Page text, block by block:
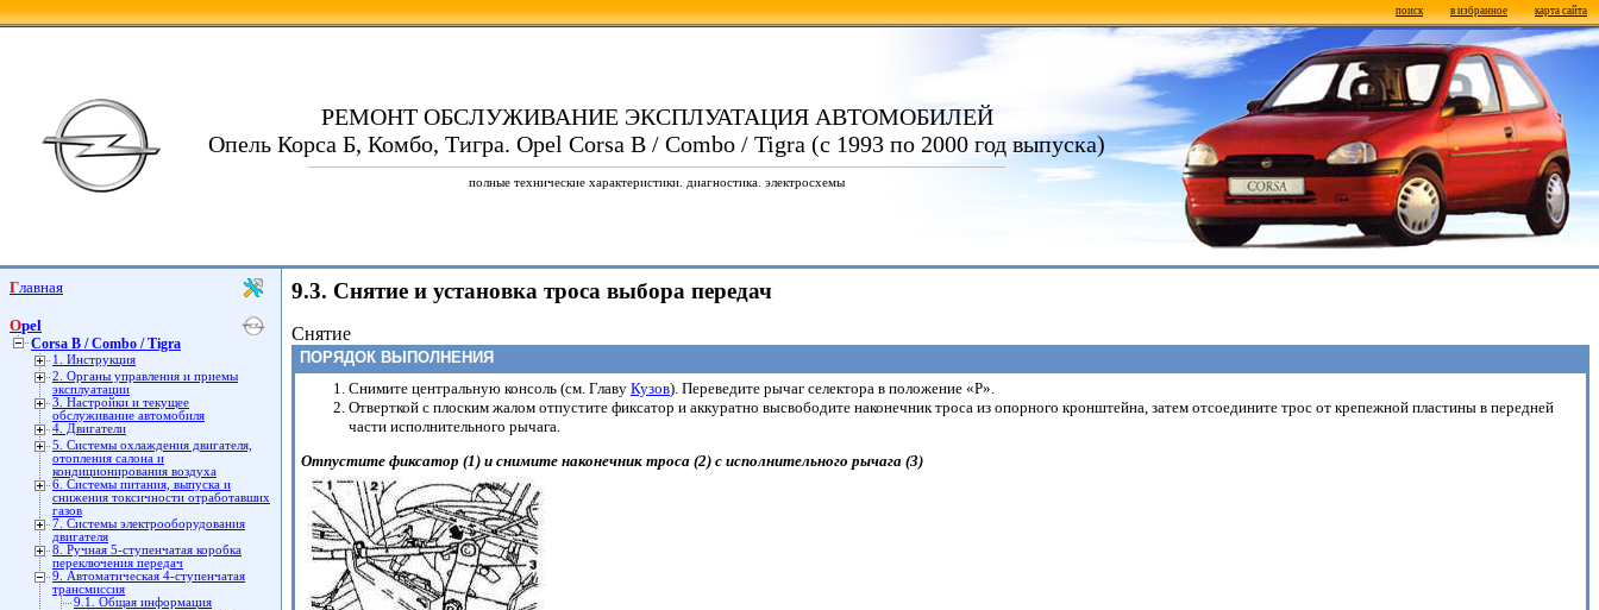
поиск в избранное карта сайта
РЕМОНТ ОБСЛУЖИВАНИЕ ЭКСПЛУАТАЦИЯ АВТОМОБИЛЕЙ
Опель Корса Б, Комбо, Тигра. Opel Corsa B / Combo / Tigra (с 1993 по 2000 год выпуска)
полные технические характеристики. диагностика. электросхемы
Главная
Opel
Corsa B / Combo / Tigra
1. Инструкция
2. Органы управления и приемы
эксплуатации
3. Настройки и текущее
обслуживание автомобиля
4. Двигатели
5. Системы охлаждения двигателя,
отопления салона и
кондиционирования воздуха
6. Системы питания, выпуска и
снижения токсичности отработавших
газов
7. Системы электрооборудования
двигателя
8. Ручная 5-ступенчатая коробка
переключения передач
9. Автоматическая 4-ступенчатая
трансмиссия
9.1. Общая информация
9.3. Снятие и установка троса выбора передач
Снятие
ПОРЯДОК ВЫПОЛНЕНИЯ
Снимите центральную консоль (см. Главу Кузов). Переведите рычаг селектора в положение «Р».
Отверткой с плоским жалом отпустите фиксатор и аккуратно высвободите наконечник троса из опорного кронштейна, затем отсоедините трос от крепежной пластины в передней
части исполнительного рычага.
Отпустите фиксатор (1) и снимите наконечник троса (2) с исполнительного рычага (3)